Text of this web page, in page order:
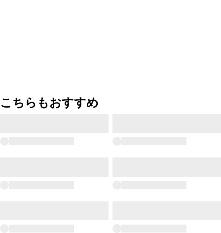
こちらもおすすめ